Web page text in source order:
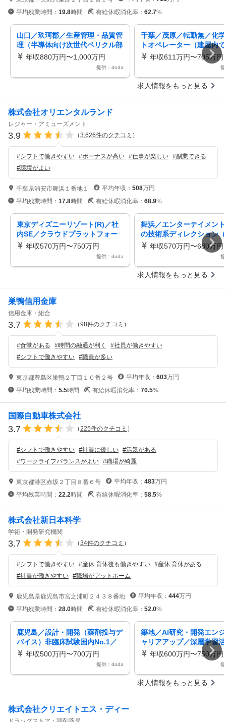
平均残業時間： 19.8時間 有給休暇消化率： 62.7%
山口／玖珂郡／生産管理・品質管
理（半導体向け次世代ペリクル部
材洗浄装置）フルフレックス
年収880万円〜1,000万円
提供：doda
千葉／茂原／転勤無／化
トオペレーター（建屋内
務）年収611万～／安価に
年収611万円〜705万円
求人情報をもっと見る
株式会社オリエンタルランド
レジャー・アミューズメント
3.9 （3,626件のクチコミ ）
#シフトで働きやすい #ボーナスが高い #仕事が楽しい #副業できる
#環境がよい
千葉県浦安市舞浜１番地１ 平均年収： 508万円
平均残業時間： 17.8時間 有給休暇消化率： 68.9%
東京ディズニーリゾート(R)／社
内SE／クラウドプラットフォー
ム／共通アーキテクチャ／セキュ
年収570万円〜750万円
提供：doda
舞浜／エンターテイメン
の技術系ディレクション
電気等）／安全とエンタ
年収570万円〜680万円
求人情報をもっと見る
巣鴨信用金庫
信用金庫・組合
3.7 （98件のクチコミ ）
#食堂がある #時間の融通が利く #社員が働きやすい
#シフトで働きやすい #職員が多い
東京都豊島区巣鴨２丁目１０番２号 平均年収： 603万円
平均残業時間： 5.5時間 有給休暇消化率： 70.5%
国際自動車株式会社
3.7 （225件のクチコミ ）
#シフトで働きやすい #社員に優しい #活気がある
#ワークライフバランスがよい #職場が綺麗
東京都港区赤坂２丁目８番６号 平均年収： 483万円
平均残業時間： 22.2時間 有給休暇消化率： 58.5%
株式会社新日本科学
学術・開発研究機関
3.7 （34件のクチコミ ）
#シフトで働きやすい #産休 育休後も働きやすい #産休 育休がある
#社員が働きやすい #職場がアットホーム
鹿児島県鹿児島市宮之浦町２４３８番地 平均年収： 444万円
平均残業時間： 28.0時間 有給休暇消化率： 52.0%
鹿児島／設計・開発（薬剤投与デ
バイス）非臨床試験国内No.1／
プライム上場／歴史と実績の安定
年収500万円〜700万円
提供：doda
築地／AI研究・開発エン
ャリアアップ／深層学習
ローバル環境／リモート
年収600万円〜750万円
求人情報をもっと見る
株式会社クリエイトエス・ディー